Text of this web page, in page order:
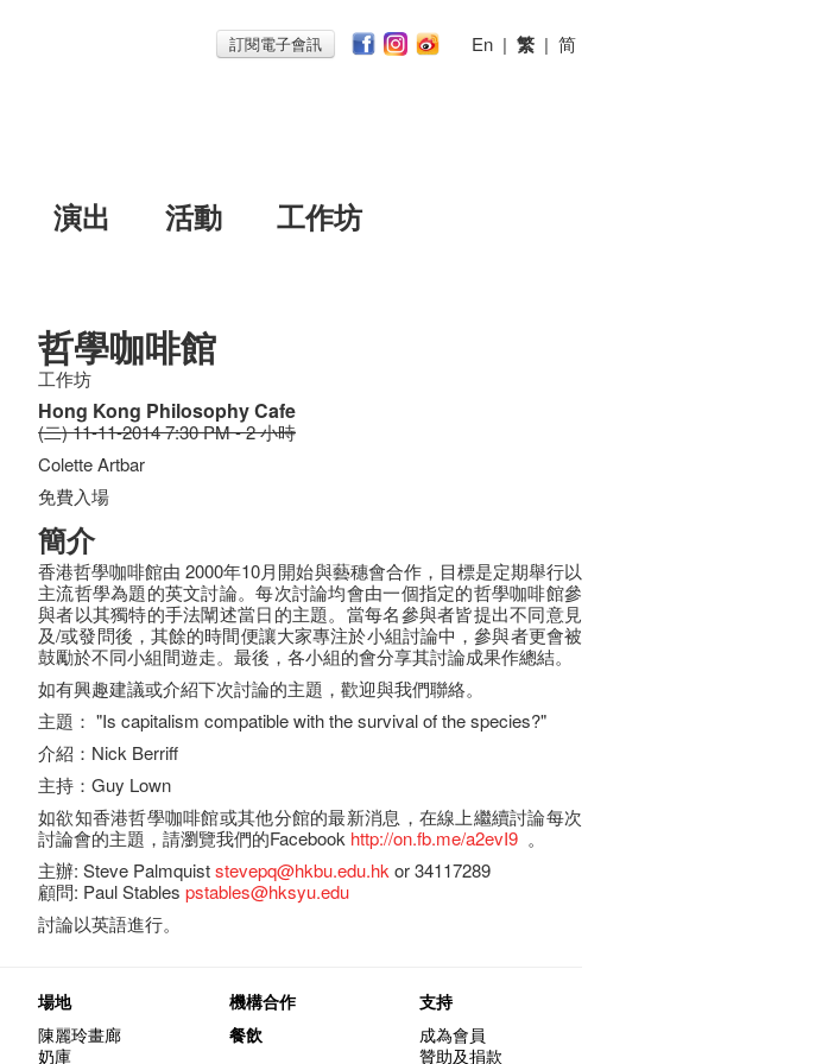
訂閱電子會訊 En | 繁 | 简
演出 活動
工作坊
哲學咖啡館
工作坊
Hong Kong Philosophy Cafe
(二) 11-11-2014 7:30 PM - 2 小時
Colette Artbar
免費入場
簡介
香港哲學咖啡館由 2000年10月開始與藝穗會合作，目標是定期舉行以
主流哲學為題的英文討論。每次討論均會由一個指定的哲學咖啡館參
與者以其獨特的手法闡述當日的主題。當每名參與者皆提出不同意見
及/或發問後，其餘的時間便讓大家專注於小組討論中，參與者更會被
鼓勵於不同小組間遊走。最後，各小組的會分享其討論成果作總結。
如有興趣建議或​介紹下次討論的主題，歡迎與我們聯絡。
主題： "Is capitalism compatible with the survival of the species?"
介紹：Nick Berriff
主持：Guy Lown
如欲知香港哲學咖啡館或其他分館的最新消息，在線上繼續討論每次
討論會的主題，請瀏覽我們的Facebook http://on.fb.me/a2evI9 。
主辦: Steve Palmquiststevepq@hkbu.edu.hk or 34117289
顧問: Paul Stablespstables@hksyu.edu
討論以英語進行。
場地
陳麗玲畫廊
奶庫
機構合作
餐飲
支持
成為會員
贊助及捐款